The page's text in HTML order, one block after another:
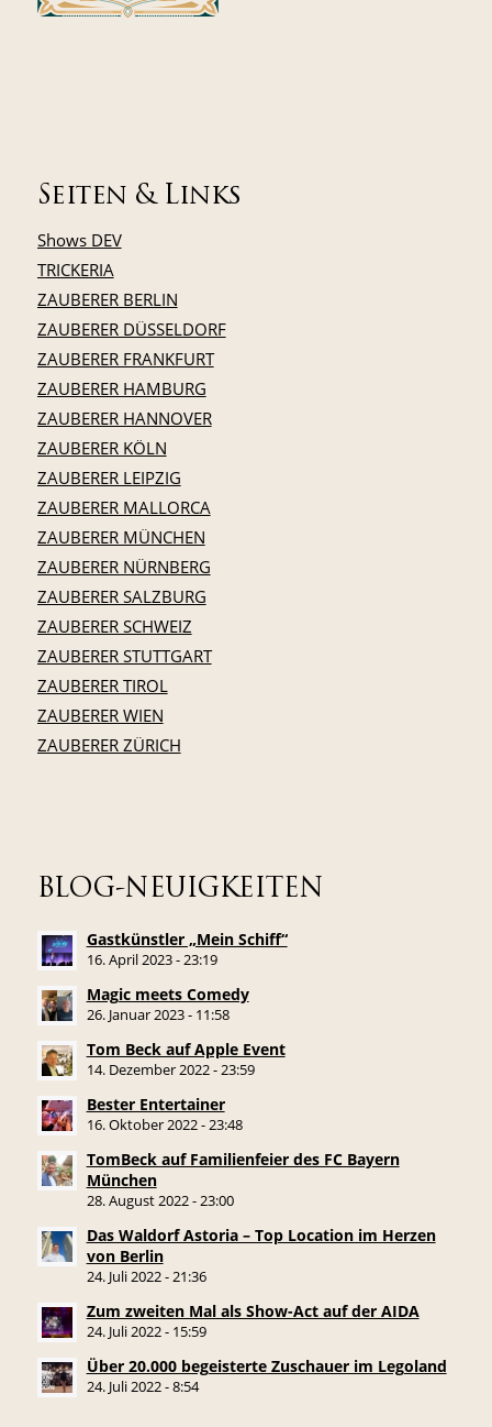
Seiten & Links
Shows DEV
TRICKERIA
ZAUBERER BERLIN
ZAUBERER DÜSSELDORF
ZAUBERER FRANKFURT
ZAUBERER HAMBURG
ZAUBERER HANNOVER
ZAUBERER KÖLN
ZAUBERER LEIPZIG
ZAUBERER MALLORCA
ZAUBERER MÜNCHEN
ZAUBERER NÜRNBERG
ZAUBERER SALZBURG
ZAUBERER SCHWEIZ
ZAUBERER STUTTGART
ZAUBERER TIROL
ZAUBERER WIEN
ZAUBERER ZÜRICH
BLOG-NEUIGKEITEN
Gastkünstler „Mein Schiff“
16. April 2023 - 23:19
Magic meets Comedy
26. Januar 2023 - 11:58
Tom Beck auf Apple Event
14. Dezember 2022 - 23:59
Bester Entertainer
16. Oktober 2022 - 23:48
TomBeck auf Familienfeier des FC Bayern
München
28. August 2022 - 23:00
Das Waldorf Astoria – Top Location im Herzen
von Berlin
24. Juli 2022 - 21:36
Zum zweiten Mal als Show-Act auf der AIDA
24. Juli 2022 - 15:59
Über 20.000 begeisterte Zuschauer im Legoland
24. Juli 2022 - 8:54